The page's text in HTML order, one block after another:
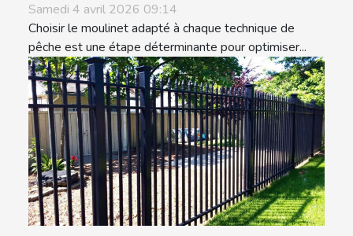
Samedi 4 avril 2026 09:14
Choisir le moulinet adapté à chaque technique de
pêche est une étape déterminante pour optimiser...